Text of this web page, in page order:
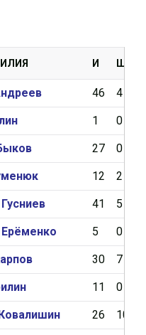
И Ш
46 4
1 0
27 0
12 2
41 5
5 0
30 7
11 0
26 10